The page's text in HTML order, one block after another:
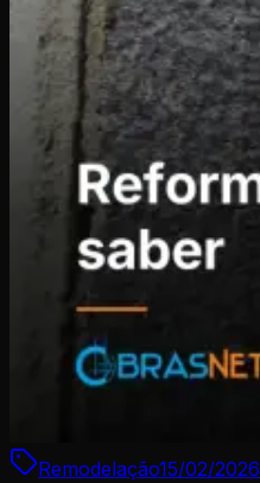
Remodelação15/02/2026